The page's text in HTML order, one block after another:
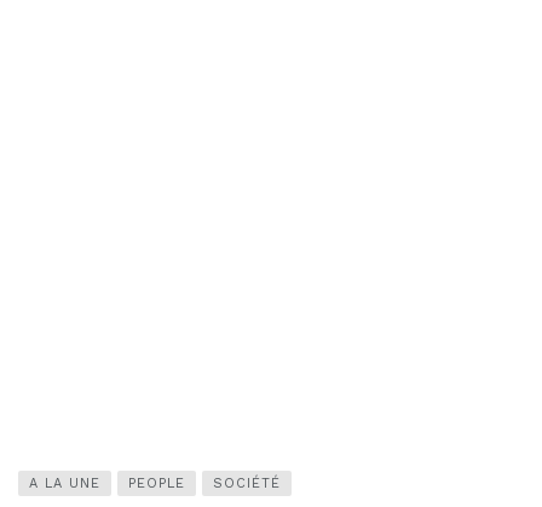
A LA UNE PEOPLE SOCIÉTÉ